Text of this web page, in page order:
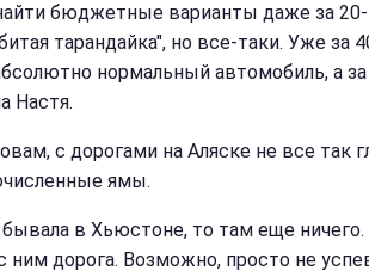
бюджетные варианты даже за 20-
тарандайка", но все-таки. Уже за
нормальный автомобиль, а
Настя.
с дорогами на Аляске не все так
ямы.
в Хьюстоне, то там еще ничего.
ним дорога. Возможно, просто не